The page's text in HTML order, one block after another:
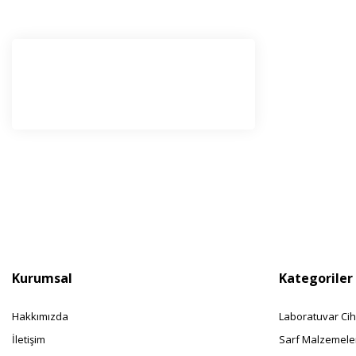
Kurumsal
Hakkımızda
İletişim
Kategoriler
Laboratuvar
Sarf